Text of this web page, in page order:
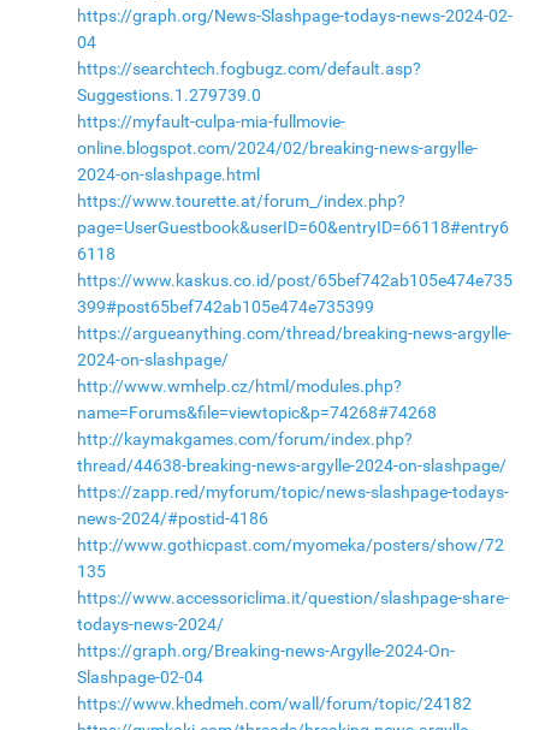
https://graph.org/News-Slashpage-todays-news-2024-02-
04
https://searchtech.fogbugz.com/default.asp?
Suggestions.1.279739.0
https://myfault-culpa-mia-fullmovie-
online.blogspot.com/2024/02/breaking-news-argylle-
2024-on-slashpage.html
https://www.tourette.at/forum_/index.php?
page=UserGuestbook&userID=60&entryID=66118#entry6
6118
https://www.kaskus.co.id/post/65bef742ab105e474e735
399#post65bef742ab105e474e735399
https://argueanything.com/thread/breaking-news-argylle-
2024-on-slashpage/
http://www.wmhelp.cz/html/modules.php?
name=Forums&file=viewtopic&p=74268#74268
http://kaymakgames.com/forum/index.php?
thread/44638-breaking-news-argylle-2024-on-slashpage/
https://zapp.red/myforum/topic/news-slashpage-todays-
news-2024/#postid-4186
http://www.gothicpast.com/myomeka/posters/show/72
135
https://www.accessoriclima.it/question/slashpage-share-
todays-news-2024/
https://graph.org/Breaking-news-Argylle-2024-On-
Slashpage-02-04
https://www.khedmeh.com/wall/forum/topic/24182